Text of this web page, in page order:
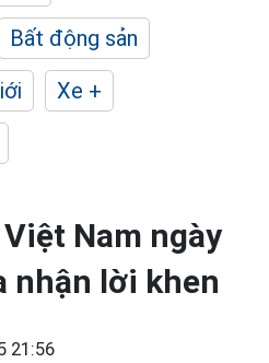
Bất động sản
Xe +
Nam ngày
nhận lời khen
21:56